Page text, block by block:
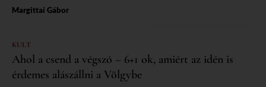
Margittai Gábor
KULT
Ahol a csend a végszó – 6+1 ok, amiért az idén is
érdemes alászállni a Völgybe